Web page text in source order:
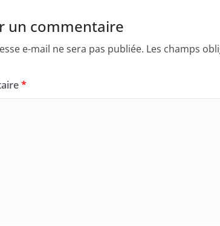
un commentaire
e-mail ne sera pas publiée. Les champs
*